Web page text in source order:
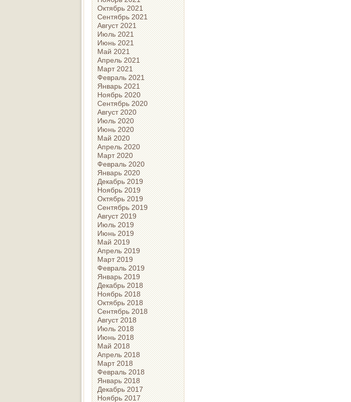
Октябрь 2021
Сентябрь 2021
Август 2021
Июль 2021
Июнь 2021
Май 2021
Апрель 2021
Март 2021
Февраль 2021
Январь 2021
Ноябрь 2020
Сентябрь 2020
Август 2020
Июль 2020
Июнь 2020
Май 2020
Апрель 2020
Март 2020
Февраль 2020
Январь 2020
Декабрь 2019
Ноябрь 2019
Октябрь 2019
Сентябрь 2019
Август 2019
Июль 2019
Июнь 2019
Май 2019
Апрель 2019
Март 2019
Февраль 2019
Январь 2019
Декабрь 2018
Ноябрь 2018
Октябрь 2018
Сентябрь 2018
Август 2018
Июль 2018
Июнь 2018
Май 2018
Апрель 2018
Март 2018
Февраль 2018
Январь 2018
Декабрь 2017
Ноябрь 2017